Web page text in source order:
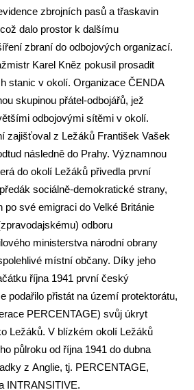
zbrojních pasů a třaskavin
dalo prostor k dalšímu
zbraní do odbojových organizací.
Karel Kněz pokusil prosadit
stanic v okolí. Organizace ČENDA
skupinou přátel-odbojářů, jež
odbojovými sítěmi v okolí.
zajišťoval z Ležáků František Vašek
následně do Prahy. Významnou
do okolí Ležáků přivedla první
sociálně-demokratické strany,
po své emigraci do Velké Británie
odboru
ministerstva národní obrany
místní občany. Díky jeho
října 1941 první český
podařilo přistát na území protektorátu,
PERCENTAGE) svůj úkryt
Ležáků. V blízkém okolí Ležáků
půlroku od října 1941 do dubna
z Anglie, tj. PERCENTAGE,
INTRANSITIVE.